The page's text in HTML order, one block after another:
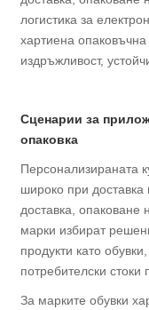
логистика за
хартиена
издръжливост,
Сценарии за
опаковка
Персонализираната
широко при доставка
доставка, опаковане
марки избират
продукти като
потребителски
За марките обувки